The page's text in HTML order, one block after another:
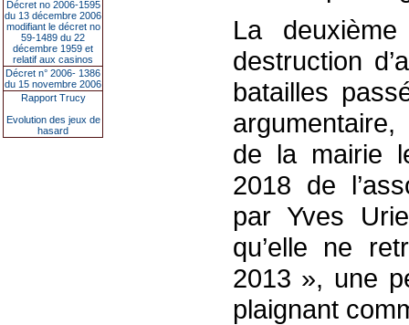
Décret no 2006-1595
du 13 décembre 2006
modifiant le décret no
59-1489 du 22
décembre 1959 et
relatif aux casinos
Décret n° 2006- 1386
du 15 novembre 2006
Rapport Trucy
Evolution des jeux de
hasard
La
destruction
batailles
de la mairie
2018 de
par Yves
qu’elle ne
2013 », une
plaignant